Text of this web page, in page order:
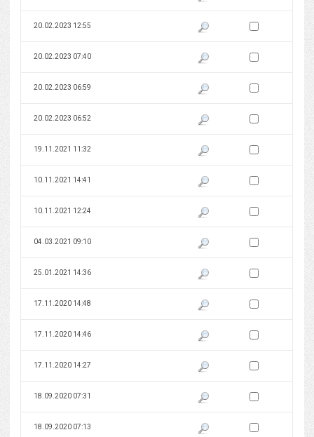
20.02.2023 12:55 Pokaż podgląd wersji z dnia
Zaznacz wersję do
20.02.2023 07:40 Pokaż podgląd wersji z dnia
Zaznacz wersję do
20.02.2023 06:59 Pokaż podgląd wersji z dnia
Zaznacz wersję do
20.02.2023 06:52 Pokaż podgląd wersji z dnia
Zaznacz wersję do
19.11.2021 11:32 Pokaż podgląd wersji z dnia
Zaznacz wersję do
10.11.2021 14:41 Pokaż podgląd wersji z dnia
Zaznacz wersję do
10.11.2021 12:24 Pokaż podgląd wersji z dnia
Zaznacz wersję do
04.03.2021 09:10 Pokaż podgląd wersji z dnia
Zaznacz wersję do
25.01.2021 14:36 Pokaż podgląd wersji z dnia
Zaznacz wersję do
17.11.2020 14:48 Pokaż podgląd wersji z dnia
Zaznacz wersję do
17.11.2020 14:46 Pokaż podgląd wersji z dnia
Zaznacz wersję do
17.11.2020 14:27 Pokaż podgląd wersji z dnia
Zaznacz wersję do
18.09.2020 07:31 Pokaż podgląd wersji z dnia
Zaznacz wersję do
18.09.2020 07:13 Pokaż podgląd wersji z dnia
Zaznacz wersję do